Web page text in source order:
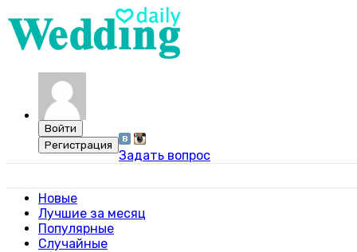
Задать вопрос
Новые
Лучшие за месяц
Популярные
Случайные